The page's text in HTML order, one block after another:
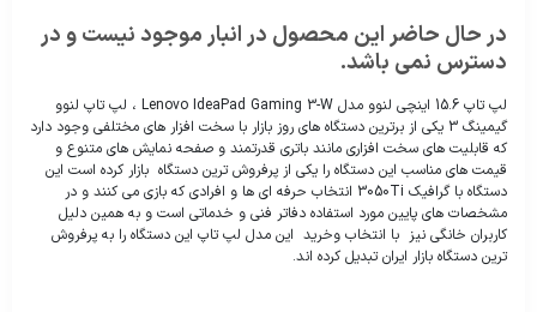
در حال حاضر این محصول در انبار موجود نیست و در
دسترس نمی باشد.
لپ تاپ 15.6 اینچی لنوو مدل Lenovo IdeaPad Gaming 3-W ، لپ تاپ لنوو
گیمینگ 3 یکی از برترین دستگاه های روز بازار با سخت افزار های مختلفی وجود دارد
که قابلیت های سخت افزاری مانند باتری قدرتمند و صفحه نمایش های متنوع و
قیمت های مناسب این دستگاه را یکی از پرفروش ترین دستگاه بازار کرده است این
دستگاه با گرافیک 3050Ti انتخاب حرفه ای ها و افرادی که بازی می کنند و در
مشخصات های پایین مورد استفاده دفاتر فنی و خدماتی است و به همین دلیل
کاربران خانگی نیز با انتخاب وخرید این مدل لپ تاپ این دستگاه را به پرفروش
ترین دستگاه بازار ایران تبدیل کرده اند.